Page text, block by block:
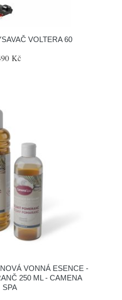
VOLTERA 60
Kč
VONNÁ ESENCE -
250 ML - CAMENA
SPA